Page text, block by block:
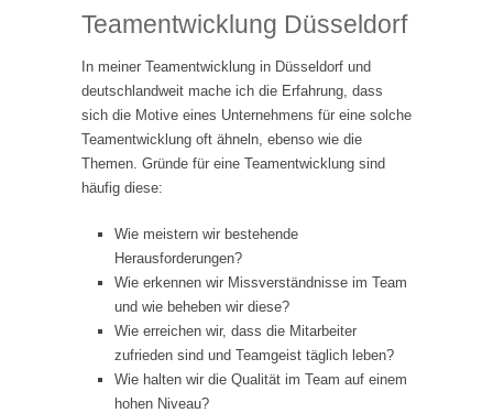
Teamentwicklung Düsseldorf
In meiner Teamentwicklung in Düsseldorf und
deutschlandweit mache ich die Erfahrung, dass
sich die Motive eines Unternehmens für eine solche
Teamentwicklung oft ähneln, ebenso wie die
Themen. Gründe für eine Teamentwicklung sind
häufig diese:
Wie meistern wir bestehende
Herausforderungen?
Wie erkennen wir Missverständnisse im Team
und wie beheben wir diese?
Wie erreichen wir, dass die Mitarbeiter
zufrieden sind und Teamgeist täglich leben?
Wie halten wir die Qualität im Team auf einem
hohen Niveau?